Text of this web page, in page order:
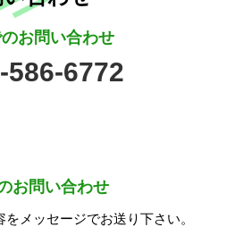
お問い合わせ
586-6772
お問い合わせ
メッセージでお送り下さい。